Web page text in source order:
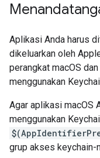
Aplikasi Anda harus
dikeluarkan oleh
perangkat macOS
menggunakan
Agar aplikasi macOS
menggunakan
grup akses keychain-